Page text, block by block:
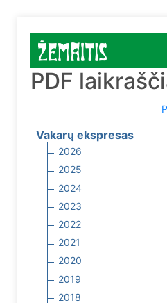
PDF
Vakarų ekspresas
2026
2025
2024
2023
2022
2021
2020
2019
2018